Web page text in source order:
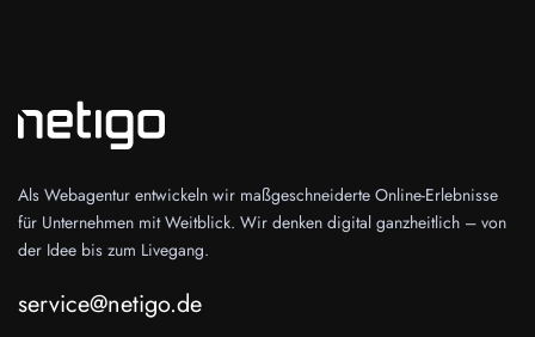
Als Webagentur entwickeln wir maßgeschneiderte Online-Erlebnisse
für Unternehmen mit Weitblick. Wir denken digital ganzheitlich – von
der Idee bis zum Livegang.
service@netigo.de